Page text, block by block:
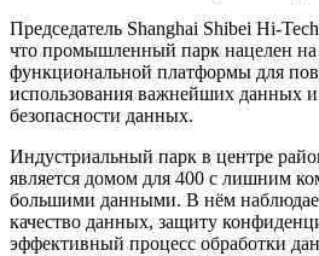
Председатель Shanghai Shibei Hi-
что промышленный парк нацелен на
функциональной платформы для
использования важнейших данных
безопасности данных.
Индустриальный парк в центре
является домом для 400 с лишним
большими данными. В нём
качество данных, защиту
эффективный процесс обработки